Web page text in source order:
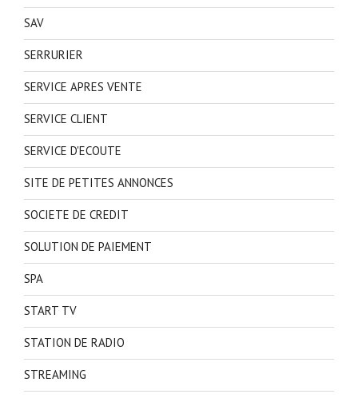
SAV
SERRURIER
SERVICE APRES VENTE
SERVICE CLIENT
SERVICE D'ECOUTE
SITE DE PETITES ANNONCES
SOCIETE DE CREDIT
SOLUTION DE PAIEMENT
SPA
START TV
STATION DE RADIO
STREAMING